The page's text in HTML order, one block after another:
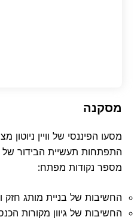
הפיננסי של וויין ניוטון מציע
תעשיית הבידור של לאס
נקודות מפתח:
של בניית מותג חזק ומוכר
של גיוון מקורות הכנסה